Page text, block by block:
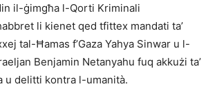
il-ġimgħa l-Qorti Kriminali
li kienet qed tfittex mandati ta’
tal-Ħamas f’Gaza Yahya Sinwar u l-
Benjamin Netanyahu fuq akkużi ta’
u delitti kontra l-umanità.